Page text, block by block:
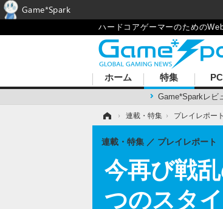
ハードコアゲーマーのための
ホーム 特集
Game*Sparkレビ
› 連載・特集 › プレイレポート
今再び戦
つのスタ
連載・特集 プレイレポート
Game*Spark